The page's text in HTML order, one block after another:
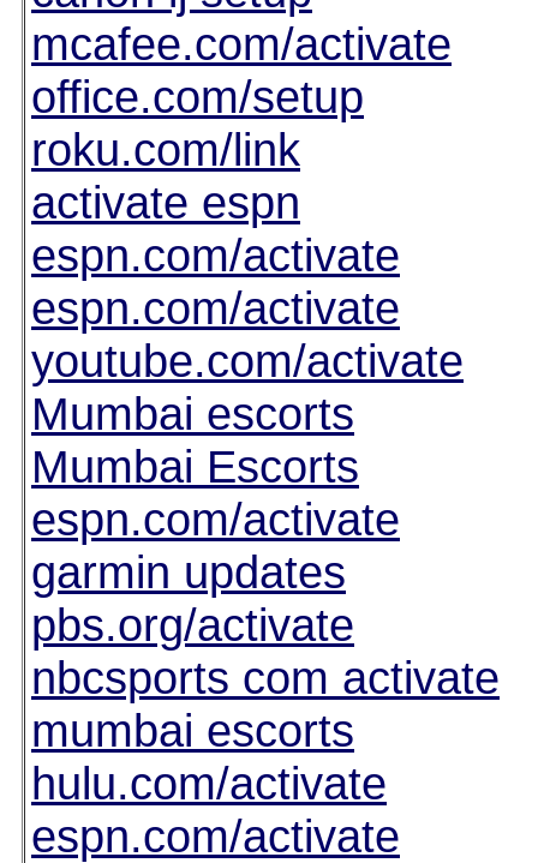
mcafee.com/activate
office.com/setup
roku.com/link
activate espn
espn.com/activate
espn.com/activate
youtube.com/activate
Mumbai escorts
Mumbai Escorts
espn.com/activate
garmin updates
pbs.org/activate
nbcsports com activate
mumbai escorts
hulu.com/activate
espn.com/activate